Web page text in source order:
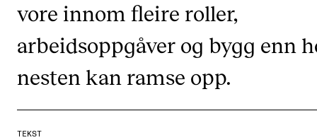
Eksamen og vitnemål
Utvikling av studieplaner og kurs
Digitale ressurser for undervisning
Studentenes psykososiale læringsmiljø
Søknad og opptak
vore innom fleire roller,
arbeidsoppgåver og bygg enn
nesten kan ramse opp.
TEKST